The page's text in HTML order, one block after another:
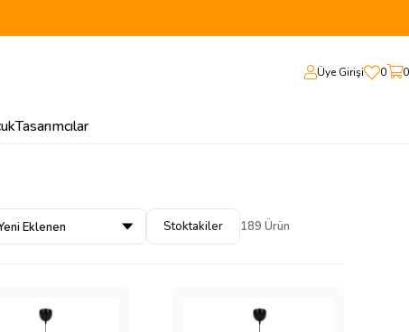
Üye Girişi 0 0
Tasarımcılar
Stoktakiler 189 Ürün